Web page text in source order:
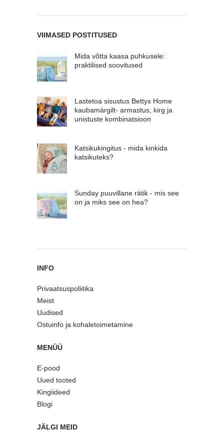
VIIMASED POSTITUSED
Mida võtta kaasa puhkusele:
praktilised soovitused
Lastetoa sisustus Bettys Home
kaubamärgilt- armastus, kirg ja
unistuste kombinatsioon
Katsikukingitus - mida kinkida
katsikuteks?
Sunday puuvillane rätik - mis see
on ja miks see on hea?
INFO
Privaatsuspoliitika
Meist
Uudised
Ostuinfo ja kohaletoimetamine
MENÜÜ
E-pood
Uued tooted
Kingiideed
Blogi
JÄLGI MEID